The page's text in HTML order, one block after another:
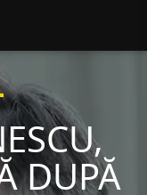
DUPĂ